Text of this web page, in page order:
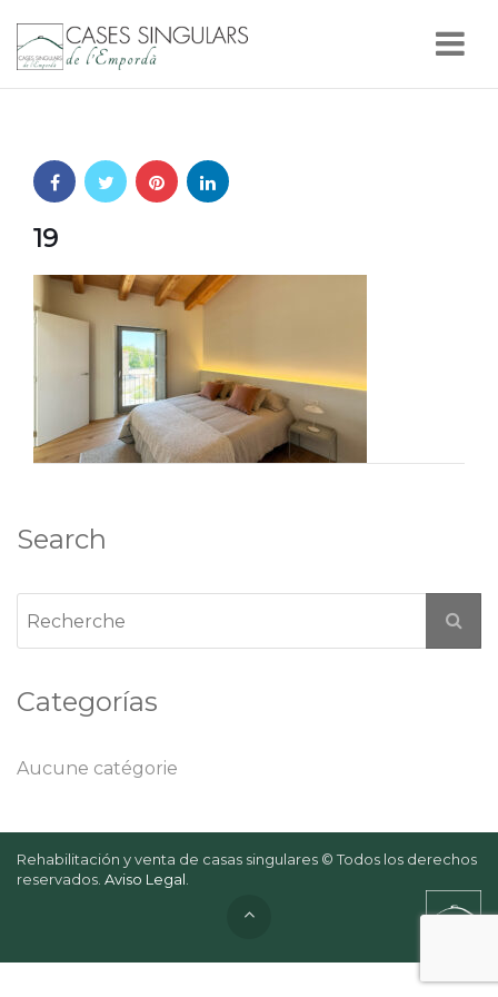
19
Search
Categorías
Aucune catégorie
Rehabilitación y venta de casas singulares © Todos los derechos
reservados. Aviso Legal